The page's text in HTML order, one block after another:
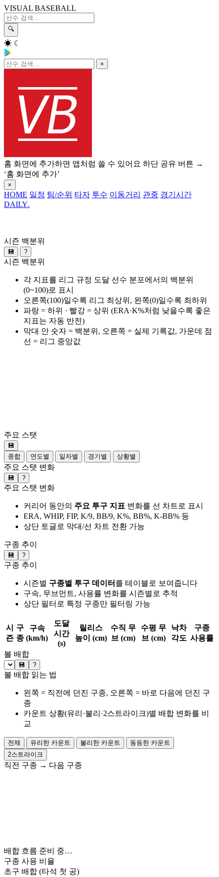
VISUAL BASEBALL
🔍
☀ ☾
×
홈 화면에 추가하면 앱처럼 쓸 수 있어요 하단 공유 버튼 →
‘홈 화면에 추가’
×
HOME 일정 팀/순위 타자 투수 이동거리 관중 경기시간
DAILY.
시즌 백분위
💾 ?
시즌 백분위
각 지표를 리그 규정 도달 선수 분포에서의 백분위
(0~100)로 표시
오른쪽(100)일수록 리그 최상위, 왼쪽(0)일수록 최하위
파랑 = 하위 · 빨강 = 상위 (ERA·K%처럼 낮을수록 좋은
지표는 자동 반전)
막대 안 숫자 = 백분위, 오른쪽 = 실제 기록값, 가운데 점
선 = 리그 중앙값
주요 스탯
💾
종합
연도별 일자별 경기별 상황별
주요 스탯 변화
💾 ?
주요 스탯 변화
커리어 동안의 주요 투구 지표 변화를 선 차트로 표시
ERA, WHIP, FIP, K/9, BB/9, K%, BB%, K-BB% 등
상단 토글로 막대/선 차트 전환 가능
구종 추이
💾 ?
구종 추이
시즌별 구종별 투구 데이터 를 테이블로 보여줍니다
구속, 무브먼트, 사용률 변화를 시즌별로 추적
상단 필터로 특정 구종만 필터링 가능
시
즌
구
종
구속
(km/h)
도달
시간
(s)
릴리스
높이 (cm)
수직 무
브 (cm)
수평 무
브 (cm)
낙차
각도
구종
사용률
볼 배합
💾 ?
볼 배합 읽는 법
왼쪽 = 직전에 던진 구종, 오른쪽 = 바로 다음에 던진 구
종
카운트 상황(유리·불리·2스트라이크)별 배합 변화를 비
교
전체 유리한 카운트 불리한 카운트
동등한 카운트
2스트라이크
직전 구종 → 다음 구종
배합 흐름 준비 중…
구종 사용 비율
초구 배합 (타석 첫 공)